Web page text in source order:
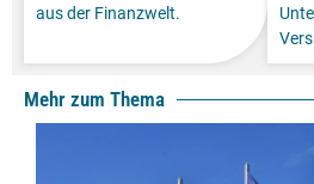
aus der Finanzwelt.
Mehr zum Thema